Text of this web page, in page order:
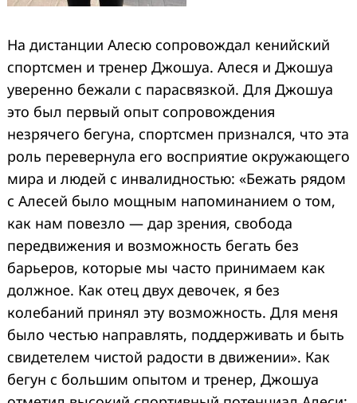
На дистанции Алесю сопровождал кенийский
спортсмен и тренер Джошуа. Алеся и Джошуа
уверенно бежали с парасвязкой. Для Джошуа
это был первый опыт сопровождения
незрячего бегуна, спортсмен признался, что эта
роль перевернула его восприятие окружающего
мира и людей с инвалидностью: «Бежать рядом
с Алесей было мощным напоминанием о том,
как нам повезло — дар зрения, свобода
передвижения и возможность бегать без
барьеров, которые мы часто принимаем как
должное. Как отец двух девочек, я без
колебаний принял эту возможность. Для меня
было честью направлять, поддерживать и быть
свидетелем чистой радости в движении». Как
бегун с большим опытом и тренер, Джошуа